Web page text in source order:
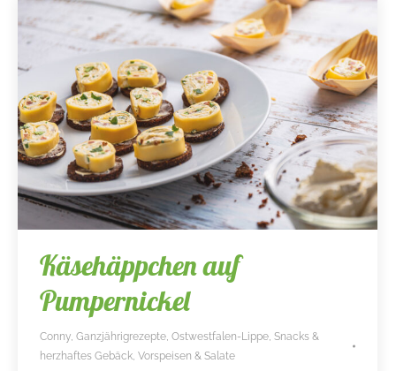
Käsehäppchen auf
Pumpernickel
Conny Ganzjährigrezepte Ostwestfalen-Lippe Snacks &
herzhaftes Gebäck Vorspeisen & Salate